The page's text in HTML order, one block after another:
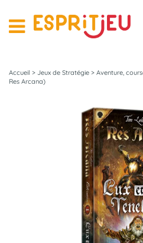
Accueil > Jeux de Stratégie > Aventure,
Res Arcana)